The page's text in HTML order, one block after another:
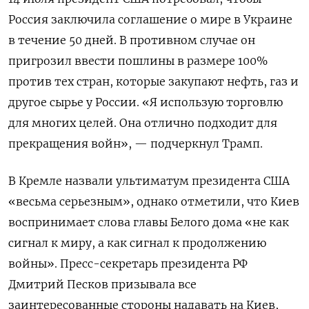
Россия заключила соглашение о мире в Украине
в течение 50 дней. В противном случае он
пригрозил ввести пошлины в размере 100%
против тех стран, которые закупают нефть, газ и
другое сырье у России. «Я использую торговлю
для многих целей. Она отлично подходит для
прекращения войн», — подчеркнул Трамп.
В Кремле назвали ультиматум президента США
«весьма серьезным», однако отметили, что Киев
воспринимает слова главы Белого дома «не как
сигнал к миру, а как сигнал к продолжению
войны». Пресс-секретарь президента РФ
Дмитрий Песков призывала все
заинтересованные стороны надавать на Киев,